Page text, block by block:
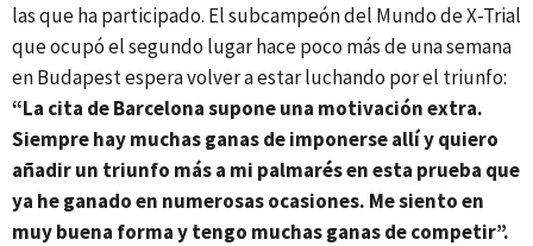
las que ha participado. El subcampeón del Mundo de X-Trial
que ocupó el segundo lugar hace poco más de una semana
en Budapest espera volver a estar luchando por el triunfo:
“La cita de Barcelona supone una motivación extra.
Siempre hay muchas ganas de imponerse allí y quiero
añadir un triunfo más a mi palmarés en esta prueba que
ya he ganado en numerosas ocasiones. Me siento en
muy buena forma y tengo muchas ganas de competir”.